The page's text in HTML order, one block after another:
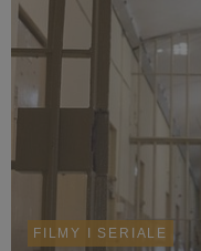
FILMY I SERIALE